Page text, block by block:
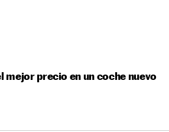
mejor precio en un coche nuevo